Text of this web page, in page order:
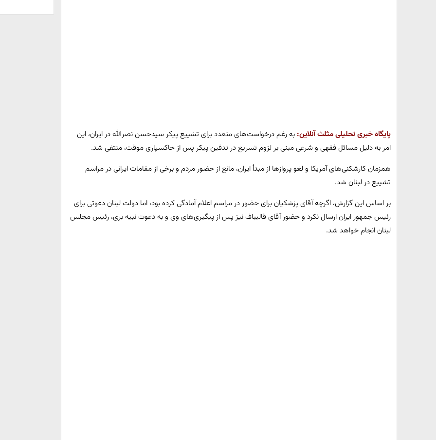
پایگاه خبری تحلیلی مثلث آنلاین: به رغم درخواست‌های متعدد برای تشییع پیکر سیدحسن نصرالله در ایران، این
امر به دلیل مسائل فقهی و شرعی مبنی بر لزوم تسریع در تدفین پیکر پس از خاکسپاری موقت، منتفی شد.
همزمان کارشکنی‌های آمریکا و لغو پروازها از مبدأ ایران، مانع از حضور مردم و برخی از مقامات ایرانی در مراسم
تشییع در لبنان شد.
بر اساس این گزارش، اگرچه آقای پزشکیان برای حضور در مراسم اعلام آمادگی کرده بود، اما دولت لبنان دعوتی برای
رئیس جمهور ایران ارسال نکرد و حضور آقای قالیباف نیز پس از پیگیری‌های وی و به دعوت نبیه بری، رئیس مجلس
لبنان انجام خواهد شد.